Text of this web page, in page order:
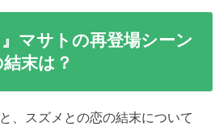
』マサトの再登場シーン
末は？
、スズメとの恋の結末について